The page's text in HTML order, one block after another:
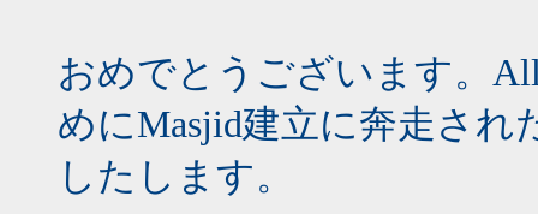
おめでとうございます。
めにMasjid建立に奔走され
したします。